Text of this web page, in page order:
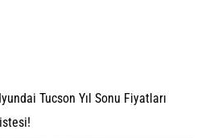
Tucson Yıl Sonu Fiyatları